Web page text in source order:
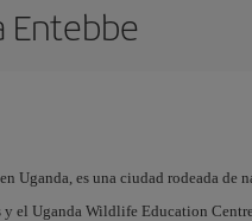
Entebbe
Uganda, es una ciudad rodeada de
el Uganda Wildlife Education